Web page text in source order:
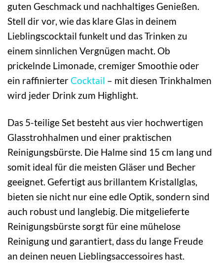
guten Geschmack und nachhaltiges Genießen.
Stell dir vor, wie das klare Glas in deinem
Lieblingscocktail funkelt und das Trinken zu
einem sinnlichen Vergnügen macht. Ob
prickelnde Limonade, cremiger Smoothie oder
ein raffinierterCocktail – mit diesen Trinkhalmen
wird jeder Drink zum Highlight.
Das 5-teilige Set besteht aus vier hochwertigen
Glasstrohhalmen und einer praktischen
Reinigungsbürste. Die Halme sind 15 cm lang und
somit ideal für die meisten Gläser und Becher
geeignet. Gefertigt aus brillantem Kristallglas,
bieten sie nicht nur eine edle Optik, sondern sind
auch robust und langlebig. Die mitgelieferte
Reinigungsbürste sorgt für eine mühelose
Reinigung und garantiert, dass du lange Freude
an deinen neuen Lieblingsaccessoires hast.